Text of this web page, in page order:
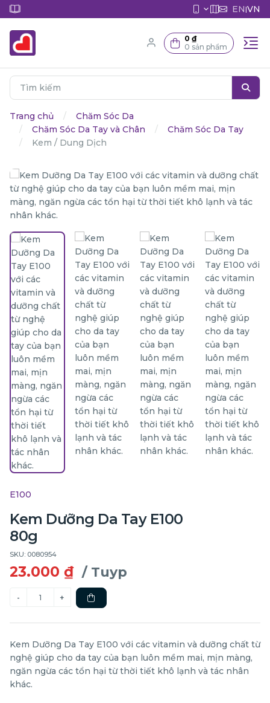
EN|VN
0 ₫
0 sản phẩm
Trang chủ
Chăm Sóc Da
Chăm Sóc Da Tay và Chân
Chăm Sóc Da Tay
Kem / Dung Dịch
E100
Kem Dưỡng Da Tay E100
80g
SKU: 0080954
23.000 ₫ / Tuyp
Kem Dưỡng Da Tay E100 với các vitamin và dưỡng chất từ
nghệ giúp cho da tay của bạn luôn mềm mai, mịn màng,
ngăn ngừa các tổn hại từ thời tiết khô lạnh và tác nhân
khác.